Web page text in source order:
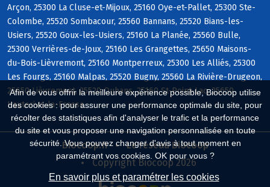
Afin de vous offrir la meilleure expérience possible, Biocoop utilise
des cookies : pour assurer une performance optimale du site, pour
récolter des statistiques afin d'analyser le trafic et la performance
du site et vous proposer une navigation personnalisée en toute
sécurité. Vous pouvez changer d'avis à tout moment en
paramétrant vos cookies. OK pour vous ?
En savoir plus et paramétrer les cookies
Arçon, 25300 La Cluse-et-Mijoux, 25160 Oye-et-Pallet, 25300 Ste-
Colombe, 25520 Sombacour, 25560 Bannans, 25520 Bians-les-
Usiers, 25520 Goux-les-Usiers, 25160 La Planée, 25560 Bulle,
25300 Verrières-de-Joux, 25160 Les Grangettes, 25650 Maisons-
du-Bois-Lièvremont, 25160 Montperreux, 25300 Les Alliés, 25300
Les Fourgs, 25160 Malpas, 25520 Bugny, 25560 La Rivière-Drugeon,
25650 Lièvremont, 25520 Ouhans, 25160 St-Point-Lac, 25650
Hauterive-la-Fresse
Biocoop.fr
Le réseau Biocoop
Copyright Biocoop 2026